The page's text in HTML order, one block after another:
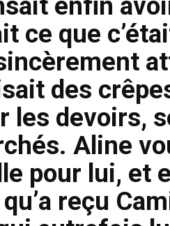
ce que
des
les devoirs,
Aline
pour lui, et
reçu